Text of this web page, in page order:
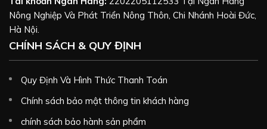
Nông Nghiệp Và Phát Triển Nông Thôn, Chi Nhánh Hoài Đức,
Hà Nội.
CHÍNH SÁCH & QUY ĐỊNH
Quy Định Và Hình Thức Thanh Toán
Chính sách bảo mật thông tin khách hàng
chính sách bảo hành sản phẩm